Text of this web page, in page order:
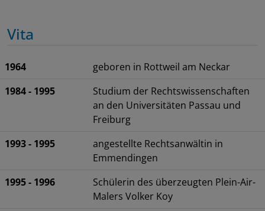
Vita
1964
geboren in Rottweil am Neckar
1984 - 1995
Studium der Rechtswissenschaften
an den Universitäten Passau und
Freiburg
1993 - 1995
angestellte Rechtsanwältin in
Emmendingen
1995 - 1996
Schülerin des überzeugten Plein-Air-
Malers Volker Koy